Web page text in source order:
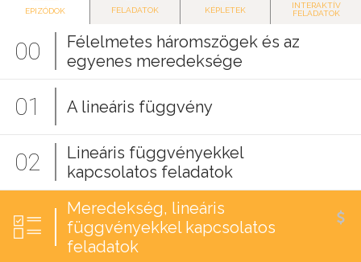
EPIZÓDOK FELADATOK KÉPLETEK
INTERAKTÍV
FELADATOK
00
Félelmetes háromszögek és az
egyenes meredeksége
01 A lineáris függvény
02
Lineáris függvényekkel
kapcsolatos feladatok
Meredekség, lineáris
függvényekkel kapcsolatos
feladatok